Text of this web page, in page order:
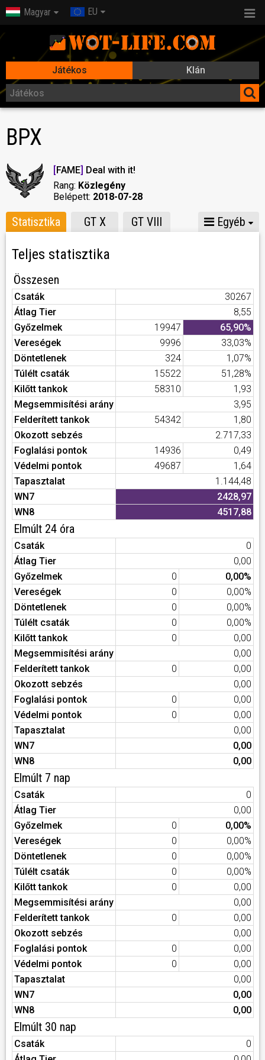
Magyar EU
Játékos Klán
BPX
[FAME] Deal with it!
Rang: Közlegény
Belépett: 2018-07-28
Statisztika GT X GT VIII Egyéb
Teljes statisztika
Összesen
Csaták
30267
Átlag Tier
8,55
Győzelmek
19947
65,90%
Vereségek
9996
33,03%
Döntetlenek
324
1,07%
Túlélt csaták
15522
51,28%
Kilőtt tankok
58310
1,93
Megsemmisítési arány
3,95
Felderített tankok
54342
1,80
Okozott sebzés
2.717,33
Foglalási pontok
14936
0,49
Védelmi pontok
49687
1,64
Tapasztalat
1.144,48
WN7
2428,97
WN8
4517,88
Elmúlt 24 óra
Csaták
0
Átlag Tier
0,00
Győzelmek
0
0,00%
Vereségek
0
0,00%
Döntetlenek
0
0,00%
Túlélt csaták
0
0,00%
Kilőtt tankok
0
0,00
Megsemmisítési arány
0,00
Felderített tankok
0
0,00
Okozott sebzés
0,00
Foglalási pontok
0
0,00
Védelmi pontok
0
0,00
Tapasztalat
0,00
WN7
0,00
WN8
0,00
Elmúlt 7 nap
Csaták
0
Átlag Tier
0,00
Győzelmek
0
0,00%
Vereségek
0
0,00%
Döntetlenek
0
0,00%
Túlélt csaták
0
0,00%
Kilőtt tankok
0
0,00
Megsemmisítési arány
0,00
Felderített tankok
0
0,00
Okozott sebzés
0,00
Foglalási pontok
0
0,00
Védelmi pontok
0
0,00
Tapasztalat
0,00
WN7
0,00
WN8
0,00
Elmúlt 30 nap
Csaták
0